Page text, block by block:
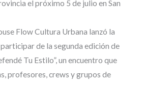
el próximo 5 de julio en San
Flow Cultura Urbana lanzó la
de la segunda edición de
Tu Estilo”, un encuentro que
profesores, crews y grupos de